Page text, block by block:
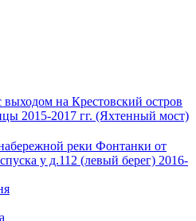
выходом на Крестовский остров
2015-2017 гг. (Яхтенный мост)
реки Фонтанки от
у д.112 (левый берег) 2016-